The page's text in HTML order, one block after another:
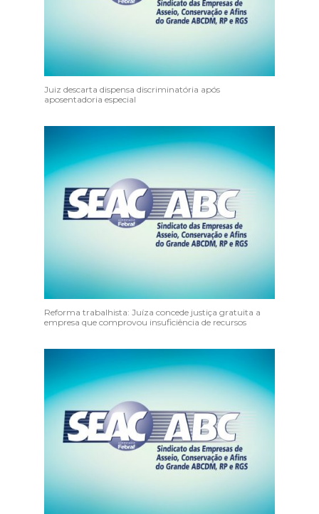
Juiz descarta dispensa discriminatória após
aposentadoria especial
Reforma trabalhista: Juíza concede justiça gratuita a
empresa que comprovou insuficiência de recursos